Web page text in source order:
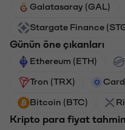
Galatasaray (GAL)
Stargate Finance
Günün öne çıkanları
Ethereum (ETH)
Tron (TRX)
Bitcoin (BTC)
Kripto para fiyat